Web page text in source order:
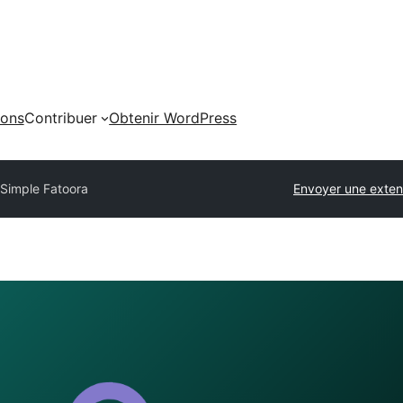
Contribuer
Obtenir WordPress
Simple Fatoora Envoyer une